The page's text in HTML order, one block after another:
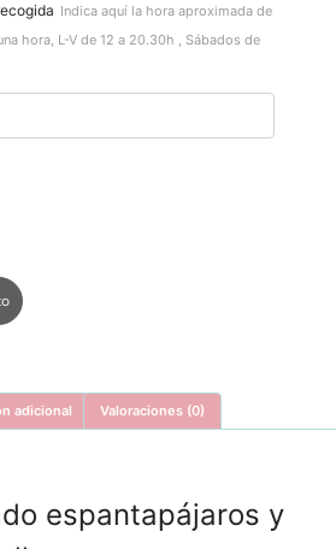
Indica aquí la hora aproximada de
hora, L-V de 12 a 20.30h , Sábados de
adicional Valoraciones (0)
espantapájaros y